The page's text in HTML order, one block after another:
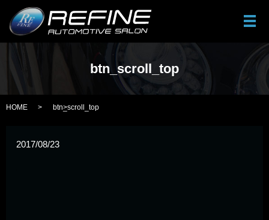
メ
btn_scroll_top
HOME btn_scroll_top
2017/08/23